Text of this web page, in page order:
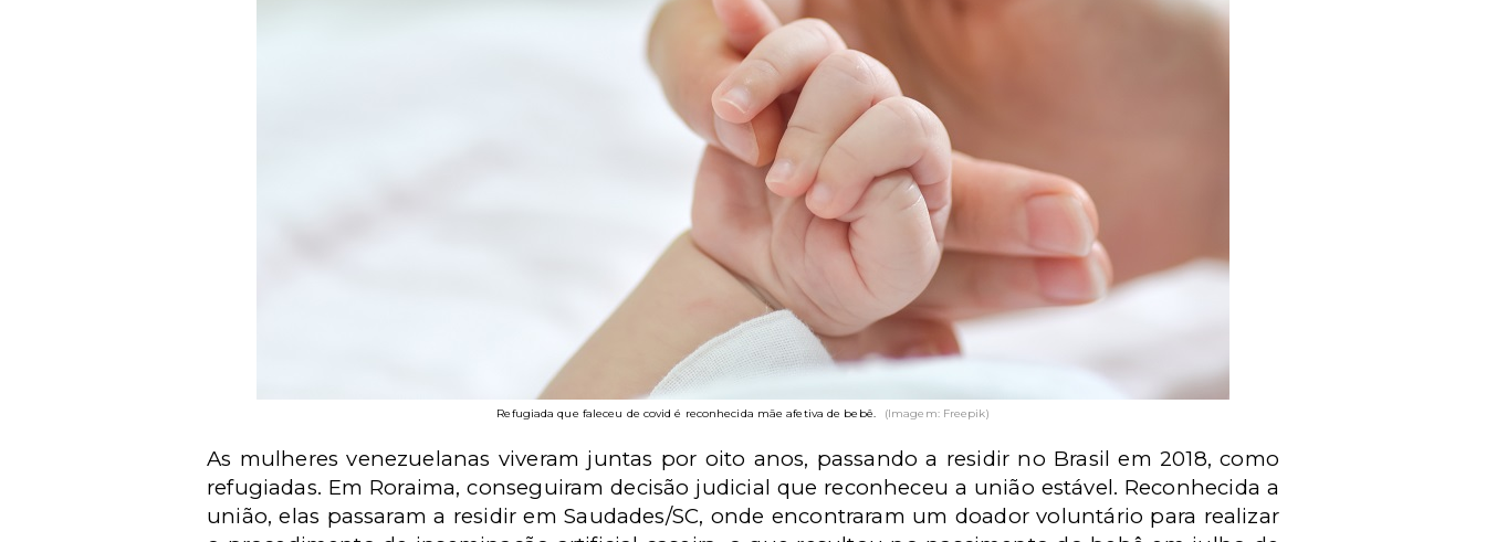
Refugiada que faleceu de covid é reconhecida mãe afetiva de bebê. (Imagem: Freepik)
As mulheres venezuelanas viveram juntas por oito anos, passando a residir no Brasil em 2018, como
refugiadas. Em Roraima, conseguiram decisão judicial que reconheceu a união estável. Reconhecida a
união, elas passaram a residir em Saudades/SC, onde encontraram um doador voluntário para realizar